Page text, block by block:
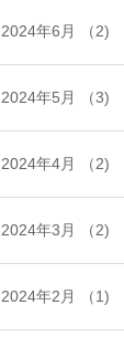
2024年6月 （2)
2024年5月 （3)
2024年4月 （2)
2024年3月 （2)
2024年2月 （1)